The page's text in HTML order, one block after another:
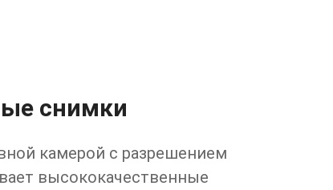
снимки
камерой с разрешением
высококачественные